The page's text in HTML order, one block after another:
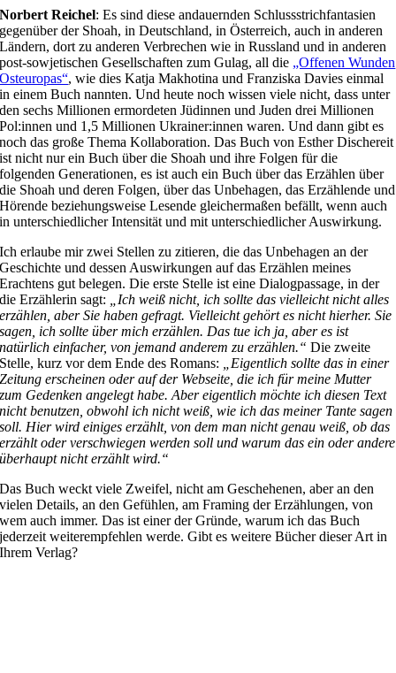
Norbert Reichel: Es sind diese andauernden Schlussstrichfantasien
gegenüber der Shoah, in Deutschland, in Österreich, auch in anderen
Ländern, dort zu anderen Verbrechen wie in Russland und in anderen
post-sowjetischen Gesellschaften zum Gulag, all die „Offenen Wunden
Osteuropas“, wie dies Katja Makhotina und Franziska Davies einmal
in einem Buch nannten. Und heute noch wissen viele nicht, dass unter
den sechs Millionen ermordeten Jüdinnen und Juden drei Millionen
Pol:innen und 1,5 Millionen Ukrainer:innen waren. Und dann gibt es
noch das große Thema Kollaboration. Das Buch von Esther Dischereit
ist nicht nur ein Buch über die Shoah und ihre Folgen für die
folgenden Generationen, es ist auch ein Buch über das Erzählen über
die Shoah und deren Folgen, über das Unbehagen, das Erzählende und
Hörende beziehungsweise Lesende gleichermaßen befällt, wenn auch
in unterschiedlicher Intensität und mit unterschiedlicher Auswirkung.
Ich erlaube mir zwei Stellen zu zitieren, die das Unbehagen an der
Geschichte und dessen Auswirkungen auf das Erzählen meines
Erachtens gut belegen. Die erste Stelle ist eine Dialogpassage, in der
die Erzählerin sagt:
„Ich weiß nicht, ich sollte das vielleicht nicht alles
erzählen, aber Sie haben gefragt. Vielleicht gehört es nicht hierher. Sie
sagen, ich sollte über mich erzählen. Das tue ich ja, aber es ist
natürlich einfacher, von jemand anderem zu erzählen.“ Die zweite
Stelle, kurz vor dem Ende des Romans:
„Eigentlich sollte das in einer
Zeitung erscheinen oder auf der Webseite, die ich für meine Mutter
zum Gedenken angelegt habe. Aber eigentlich möchte ich diesen Text
nicht benutzen, obwohl ich nicht weiß, wie ich das meiner Tante sagen
soll. Hier wird einiges erzählt, von dem man nicht genau weiß, ob das
erzählt oder verschwiegen werden soll und warum das ein oder andere
überhaupt nicht erzählt wird.“
Das Buch weckt viele Zweifel, nicht am Geschehenen, aber an den
vielen Details, an den Gefühlen, am Framing der Erzählungen, von
wem auch immer. Das ist einer der Gründe, warum ich das Buch
jederzeit weiterempfehlen werde. Gibt es weitere Bücher dieser Art in
Ihrem Verlag?